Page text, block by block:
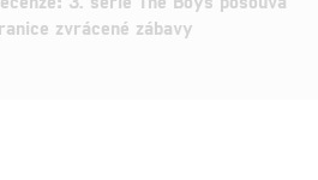
zvrácené zábavy